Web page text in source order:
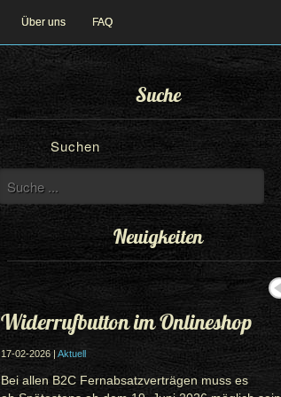
Über uns FAQ
Suche
Suchen
Neuigkeiten
Widerrufbutton im Onlineshop
17-02-2026 | Aktuell
Bei allen B2C Fernabsatzverträgen muss es